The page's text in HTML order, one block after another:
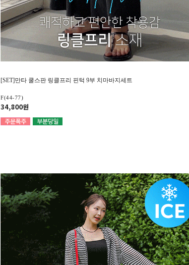
[SET]만타 쿨스판 링클프리 핀턱 9부 치마바지세트
F(44-77)
34,800원